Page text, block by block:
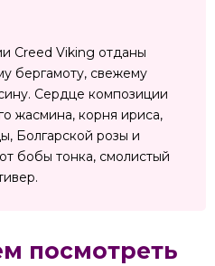
Creed Viking отданы
бергамоту, свежему
Сердце композиции
жасмина, корня ириса,
Болгарской розы и
бобы тонка, смолистый
посмотреть